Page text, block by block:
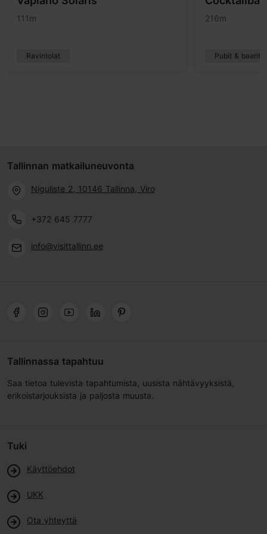
111m
Ravintolat
216m
Pubit & baarit
Tallinnan matkailuneuvonta
Niguliste 2, 10146 Tallinna, Viro
+372 645 7777
info@visittallinn.ee
Tallinnassa tapahtuu
Saa tietoa tulevista tapahtumista, uusista nähtävyyksistä,
erikoistarjouksista ja paljosta muusta.
Tuki
Käyttöehdot
UKK
Ota yhteyttä